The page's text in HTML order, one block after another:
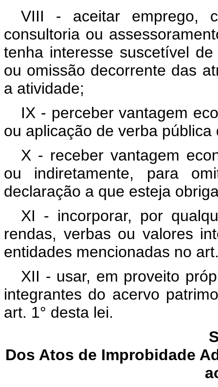
VIII - aceitar emprego,
consultoria ou
tenha interesse suscetível
ou omissão decorrente das
a atividade;
IX - perceber vantagem
ou aplicação de verba
X - receber vantagem
ou indiretamente, para
declaração a que esteja
XI - incorporar, por
rendas, verbas ou valores
entidades mencionadas no
XII - usar, em proveito
integrantes do acervo
art. 1° desta lei.
Dos Atos de Improbidade